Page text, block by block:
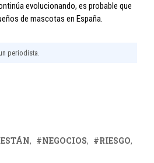
evolucionando, es probable que
de mascotas en España.
periodista.
ESTÁN NEGOCIOS
RIESGO